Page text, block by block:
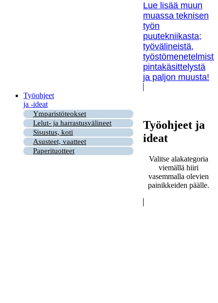
Lue lisää muun
muassa teknisen
työn
puutekniikasta;
työvälineistä,
pintakäsittelystä
ja paljon muusta!
Työohjeet
ja -ideat
Ymparistöteokset
Lelut- ja harrastusvälineet
Sisustus, koti
Asusteet, vaatteet
Paperituotteet
Työohjeet ja
ideat
Valitse alakategoria
viemällä hiiri
vasemmalla olevien
painikkeiden päälle.